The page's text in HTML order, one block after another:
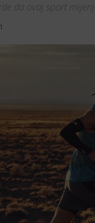
da ovaj sport